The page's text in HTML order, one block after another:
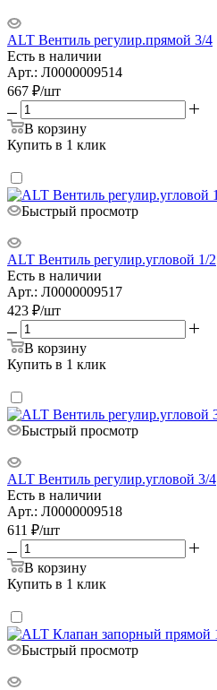
ALT Вентиль регулир.прямой 3/4
Есть в наличии
Арт.: Л0000009514
667 ₽/шт
В корзину
Купить в 1 клик
Быстрый просмотр
ALT Вентиль регулир.угловой 1/2
Есть в наличии
Арт.: Л0000009517
423 ₽/шт
В корзину
Купить в 1 клик
Быстрый просмотр
ALT Вентиль регулир.угловой 3/4
Есть в наличии
Арт.: Л0000009518
611 ₽/шт
В корзину
Купить в 1 клик
Быстрый просмотр